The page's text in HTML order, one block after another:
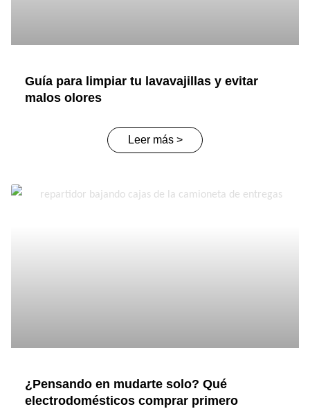
Guía para limpiar tu lavavajillas y evitar
malos olores
Leer más >
¿Pensando en mudarte solo? Qué
electrodomésticos comprar primero